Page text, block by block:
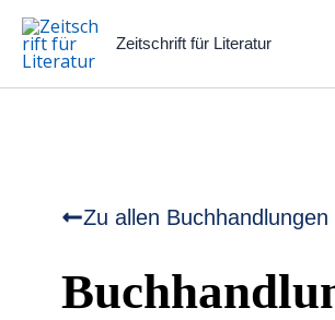
Zum
Inhalt
springen
Zeitschrift für Literatur
Zu allen Buchhandlungen